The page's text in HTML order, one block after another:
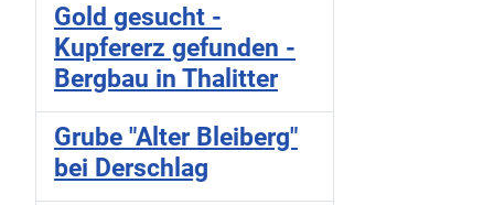
Gold gesucht -
Kupfererz gefunden -
Bergbau in Thalitter
Grube "Alter Bleiberg"
bei Derschlag